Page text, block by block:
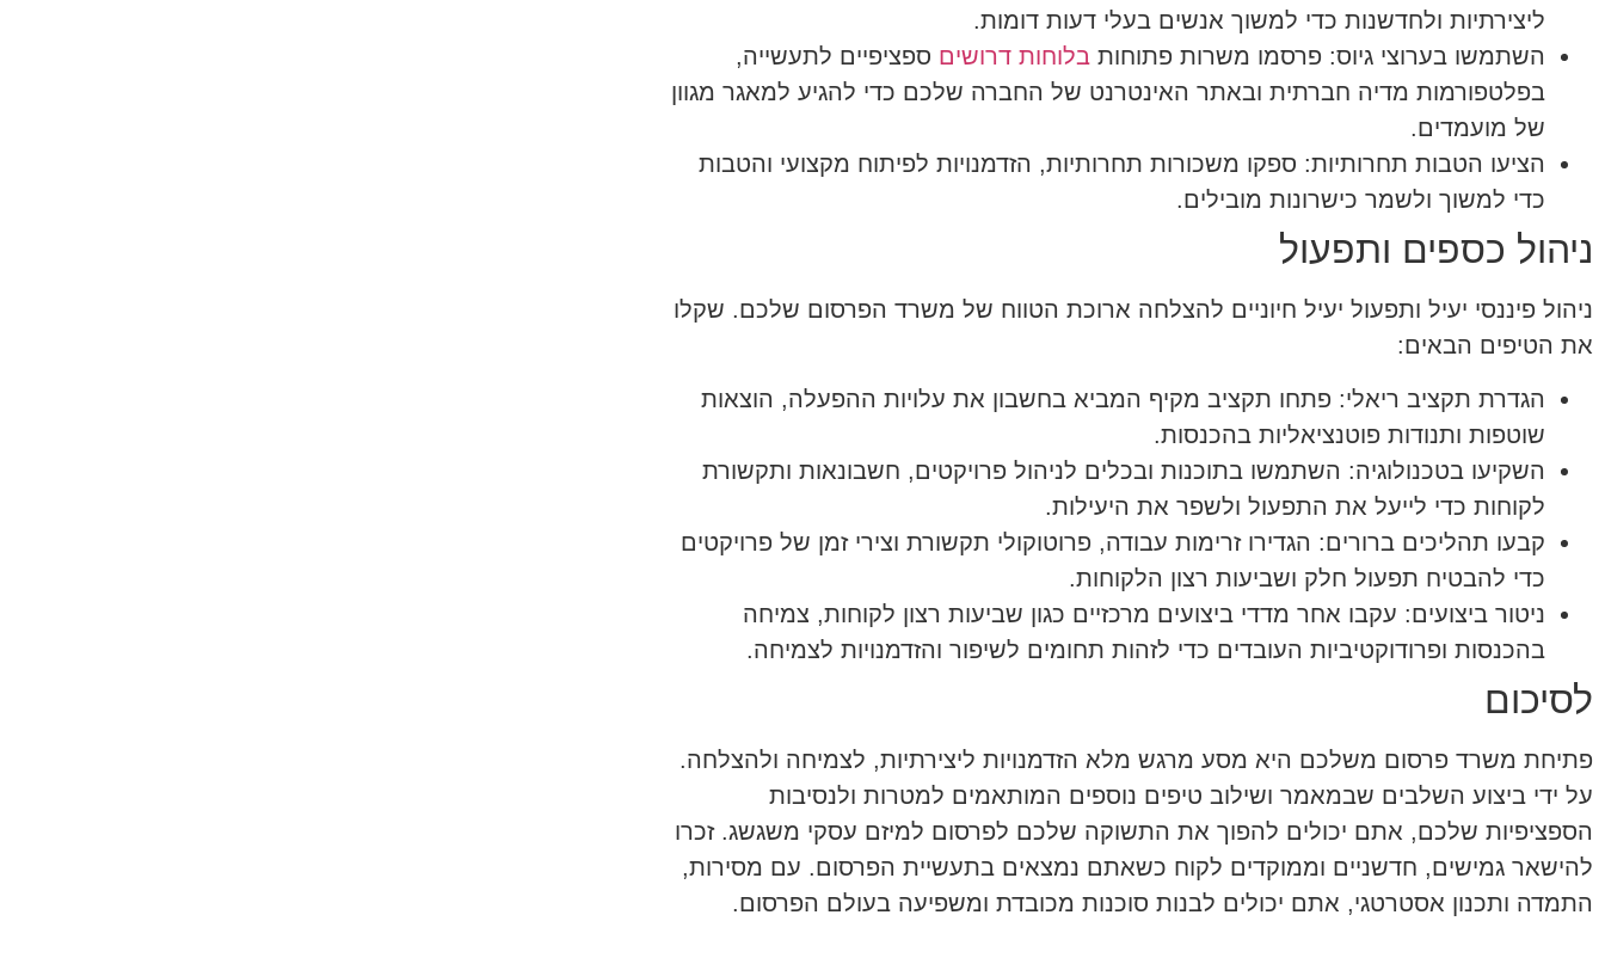
ליצירתיות ולחדשנות כדי למשוך אנשים בעלי דעות דומות.
השתמשו בערוצי גיוס: פרסמו משרות פתוחות בלוחות דרושים ספציפיים לתעשייה,
בפלטפורמות מדיה חברתית ובאתר האינטרנט של החברה שלכם כדי להגיע למאגר מגוון
של מועמדים.
הציעו הטבות תחרותיות: ספקו משכורות תחרותיות, הזדמנויות לפיתוח מקצועי והטבות
כדי למשוך ולשמר כישרונות מובילים.
ניהול כספים ותפעול
ניהול פיננסי יעיל ותפעול יעיל חיוניים להצלחה ארוכת הטווח של משרד הפרסום שלכם. שקלו
את הטיפים הבאים:
הגדרת תקציב ריאלי: פתחו תקציב מקיף המביא בחשבון את עלויות ההפעלה, הוצאות
שוטפות ותנודות פוטנציאליות בהכנסות.
השקיעו בטכנולוגיה: השתמשו בתוכנות ובכלים לניהול פרויקטים, חשבונאות ותקשורת
לקוחות כדי לייעל את התפעול ולשפר את היעילות.
קבעו תהליכים ברורים: הגדירו זרימות עבודה, פרוטוקולי תקשורת וצירי זמן של פרויקטים
כדי להבטיח תפעול חלק ושביעות רצון הלקוחות.
ניטור ביצועים: עקבו אחר מדדי ביצועים מרכזיים כגון שביעות רצון לקוחות, צמיחה
בהכנסות ופרודוקטיביות העובדים כדי לזהות תחומים לשיפור והזדמנויות לצמיחה.
לסיכום
פתיחת משרד פרסום משלכם היא מסע מרגש מלא הזדמנויות ליצירתיות, לצמיחה ולהצלחה.
על ידי ביצוע השלבים שבמאמר ושילוב טיפים נוספים המותאמים למטרות ולנסיבות
הספציפיות שלכם, אתם יכולים להפוך את התשוקה שלכם לפרסום למיזם עסקי משגשג. זכרו
להישאר גמישים, חדשניים וממוקדים לקוח כשאתם נמצאים בתעשיית הפרסום. עם מסירות,
התמדה ותכנון אסטרטגי, אתם יכולים לבנות סוכנות מכובדת ומשפיעה בעולם הפרסום.